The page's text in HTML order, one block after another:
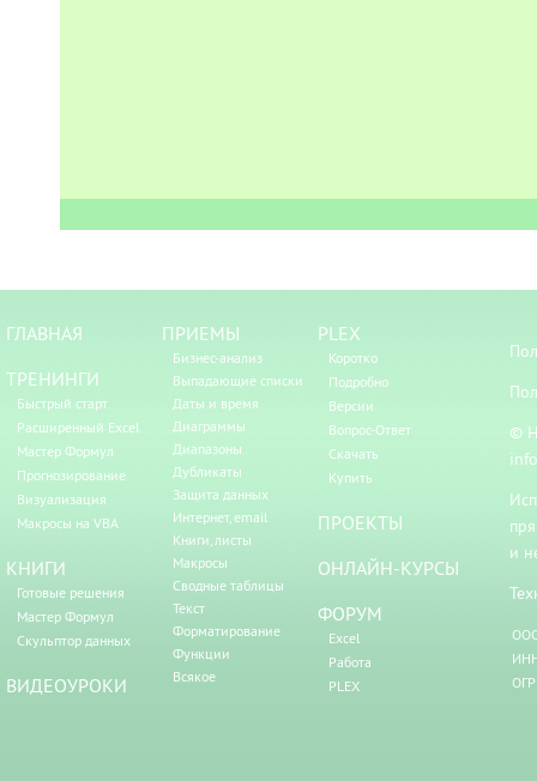
ГЛАВНАЯ
ТРЕНИНГИ
Быстрый старт
Расширенный Excel
Мастер Формул
Прогнозирование
Визуализация
Макросы на VBA
КНИГИ
Готовые решения
Мастер Формул
Скульптор данных
ВИДЕОУРОКИ
ПРИЕМЫ
Бизнес-анализ
Выпадающие списки
Даты и время
Диаграммы
Диапазоны
Дубликаты
Защита данных
Интернет, email
Книги, листы
Макросы
Сводные таблицы
Текст
Форматирование
Функции
Всякое
PLEX
Коротко
Подробно
Версии
Вопрос-Ответ
Скачать
Купить
ПРОЕКТЫ
ОНЛАЙН-КУРСЫ
ФОРУМ
Excel
Работа
PLEX
©
и